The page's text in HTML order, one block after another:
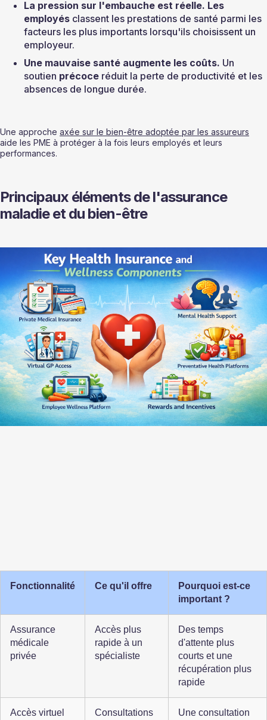
La pression sur l'embauche est réelle. Les
employés classent les prestations de santé parmi les
facteurs les plus importants lorsqu'ils choisissent un
employeur.
Une mauvaise santé augmente les coûts. Un
soutien précoce réduit la perte de productivité et les
absences de longue durée.
Une approche axée sur le bien-être adoptée par les assureurs
aide les PME à protéger à la fois leurs employés et leurs
performances.
Principaux éléments de l'assurance
maladie et du bien-être
Fonctionnalité Ce qu'il offre
Pourquoi est-ce
important ?
Assurance
médicale
privée
Accès plus
rapide à un
spécialiste
Des temps
d'attente plus
courts et une
récupération plus
rapide
Accès virtuel Consultations Une consultation